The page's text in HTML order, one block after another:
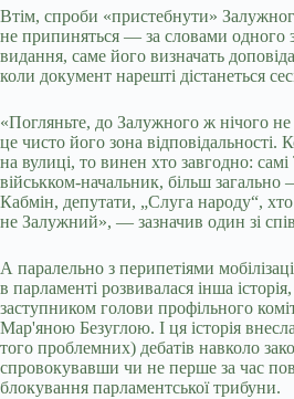
Втім, спроби «пристебнути»
не припиняться — за словами одного
видання, саме його визначать
коли документ нарешті дістанеться
«Погляньте, до Залужного ж нічого
це чисто його зона відповідальності.
на вулиці, то винен хто завгодно:
військком-начальник, більш загально
Кабмін, депутати, „Слуга народу“, хто
не Залужний», — зазначив один зі
А паралельно з перипетіями
в парламенті розвивалася інша
заступником голови профільного
Мар'яною Безуглою. І ця історія
того проблемних) дебатів навколо
спровокувавши чи не перше за час
блокування парламентської трибуни.